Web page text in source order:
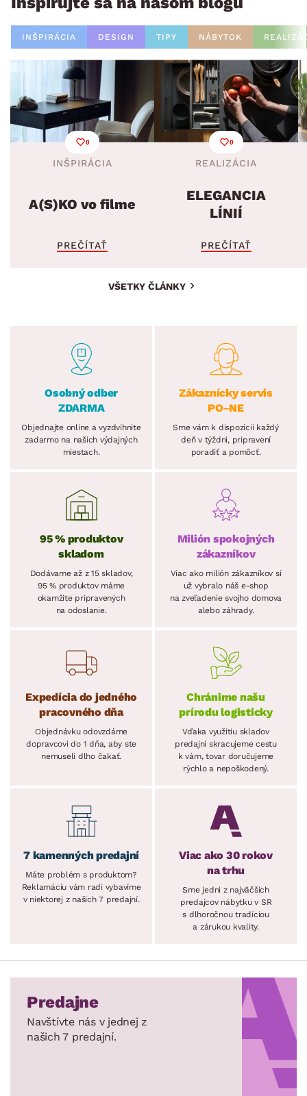
INŠPIRÁCIA DESIGN TIPY NÁBYTOK
0
INŠPIRÁCIA
A(S)KO vo filme
PREČÍTAŤ
0
REALIZÁCIA
ELEGANCIA
LÍNIÍ
PREČÍTAŤ
VŠETKY ČLÁNKY
Osobný odber
ZDARMA
Objednajte online a vyzdvihnite
zadarmo na našich výdajných
miestach.
Zákaznícky servis
PO–NE
Sme vám k dispozícii každý
deň v týždni, pripravení
poradiť a pomôcť.
95 % produktov
skladom
Dodávame až z 15 skladov,
95 % produktov máme
okamžite pripravených
na odoslanie.
Milión spokojných
zákazníkov
Viac ako milión zákazníkov si
už vybralo náš e-shop
na zveľadenie svojho domova
alebo záhrady.
Expedícia do jedného
pracovného dňa
Objednávku odovzdáme
dopravcovi do 1 dňa, aby ste
nemuseli dlho čakať.
Chránime našu
prírodu logisticky
Vďaka využitiu skladov
predajní skracujeme cestu
k vám, tovar doručujeme
rýchlo a nepoškodený.
7 kamenných predajní
Máte problém s produktom?
Reklamáciu vám radi vybavíme
v niektorej z našich 7 predajní.
Viac ako 30 rokov
na trhu
Sme jedni z najväčších
predajcov nábytku v SR
s dlhoročnou tradíciou
a zárukou kvality.
Predajne
Navštívte nás v jednej z
našich 7 predajní.